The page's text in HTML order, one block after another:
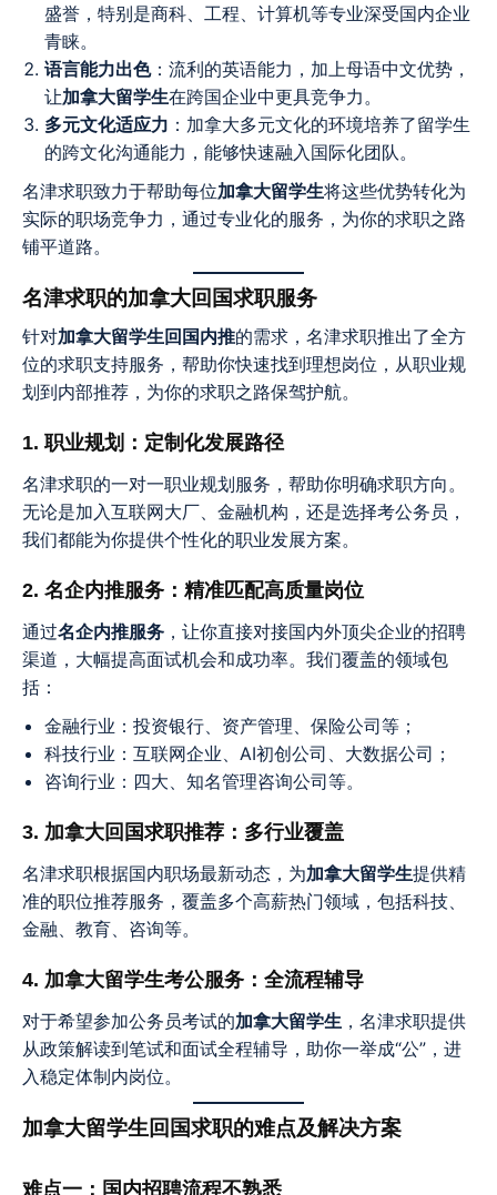
盛誉，特别是商科、工程、计算机等专业深受国内企业
青睐。
语言能力出色：流利的英语能力，加上母语中文优势，
让加拿大留学生在跨国企业中更具竞争力。
多元文化适应力 ：加拿大多元文化的环境培养了留学生
的跨文化沟通能力，能够快速融入国际化团队。
名津求职致力于帮助每位加拿大留学生将这些优势转化为
实际的职场竞争力，通过专业化的服务，为你的求职之路
铺平道路。
名津求职的加拿大回国求职服务
针对加拿大留学生回国内推的需求，名津求职推出了全方
位的求职支持服务，帮助你快速找到理想岗位，从职业规
划到内部推荐，为你的求职之路保驾护航。
1. 职业规划：定制化发展路径
名津求职的一对一职业规划服务，帮助你明确求职方向。
无论是加入互联网大厂、金融机构，还是选择考公务员，
我们都能为你提供个性化的职业发展方案。
2. 名企内推服务：精准匹配高质量岗位
通过名企内推服务 ，让你直接对接国内外顶尖企业的招聘
渠道，大幅提高面试机会和成功率。我们覆盖的领域包
括：
金融行业：投资银行、资产管理、保险公司等；
科技行业：互联网企业、AI初创公司、大数据公司；
咨询行业：四大、知名管理咨询公司等。
3. 加拿大回国求职推荐：多行业覆盖
名津求职根据国内职场最新动态，为加拿大留学生提供精
准的职位推荐服务，覆盖多个高薪热门领域，包括科技、
金融、教育、咨询等。
4. 加拿大留学生考公服务：全流程辅导
对于希望参加公务员考试的加拿大留学生 ，名津求职提供
从政策解读到笔试和面试全程辅导，助你一举成“公”，进
入稳定体制内岗位。
加拿大留学生回国求职的难点及解决方案
难点一：国内招聘流程不熟悉